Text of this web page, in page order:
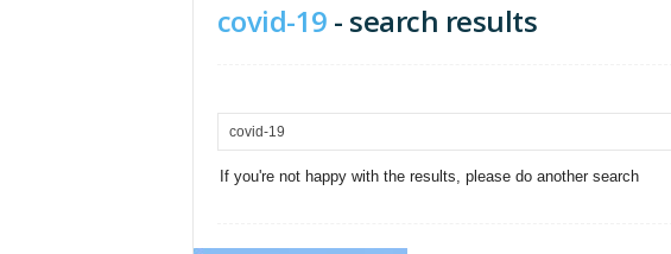
covid-19 - search results
If you're not happy with the results, please do another search